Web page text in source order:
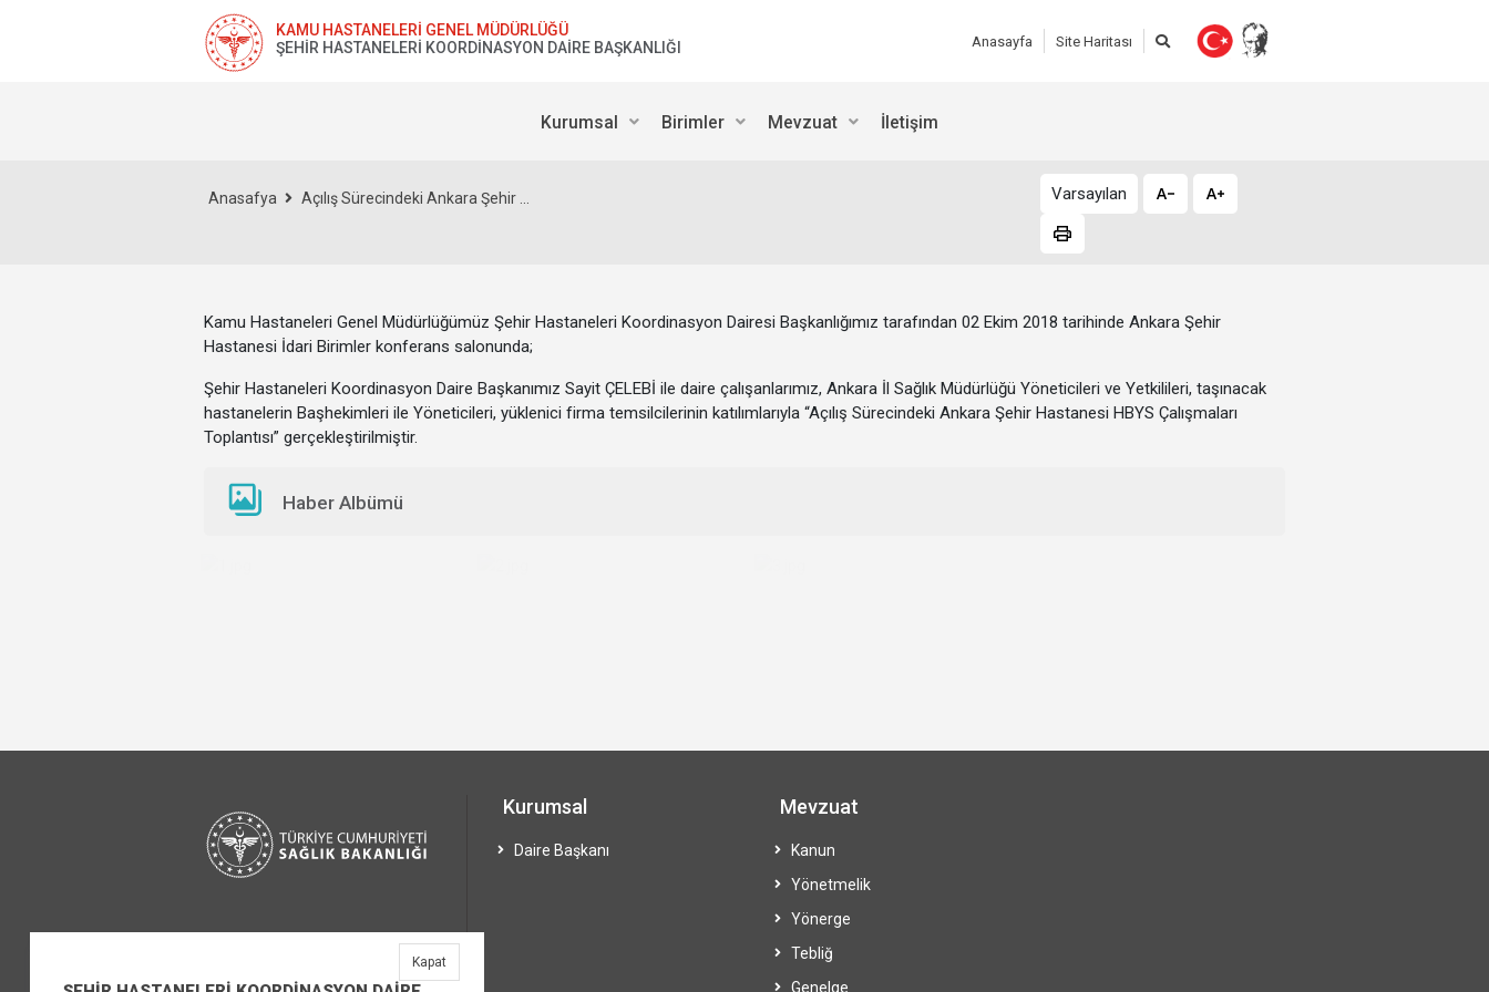
KAMU HASTANELERİ GENEL MÜDÜRLÜĞÜ
ŞEHİR HASTANELERİ KOORDİNASYON DAİRE BAŞKANLIĞI
Anasayfa Site Haritası
Kurumsal Birimler Mevzuat İletişim
Anasafya Açılış Sürecindeki Ankara Şehir ... Varsayılan
Kamu Hastaneleri Genel Müdürlüğümüz Şehir Hastaneleri Koordinasyon Dairesi Başkanlığımız tarafından 02 Ekim 2018 tarihinde Ankara Şehir
Hastanesi İdari Birimler konferans salonunda;
Şehir Hastaneleri Koordinasyon Daire Başkanımız Sayit ÇELEBİ ile daire çalışanlarımız, Ankara İl Sağlık Müdürlüğü Yöneticileri ve Yetkilileri, taşınacak
hastanelerin Başhekimleri ile Yöneticileri, yüklenici firma temsilcilerinin katılımlarıyla “Açılış Sürecindeki Ankara Şehir Hastanesi HBYS Çalışmaları
Toplantısı” gerçekleştirilmiştir.
Haber Albümü
Kurumsal
Daire Başkanı
Mevzuat
Kanun
Yönetmelik
Yönerge
Tebliğ
Genelge
Kapat